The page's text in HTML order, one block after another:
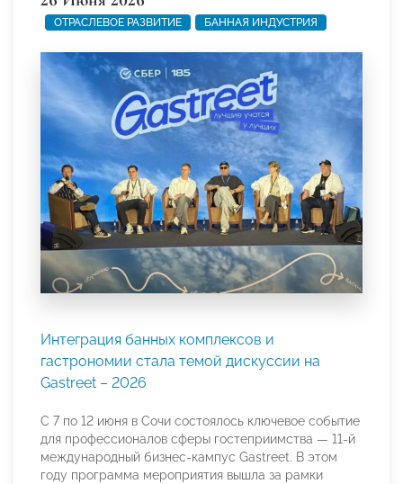
ОТРАСЛЕВОЕ РАЗВИТИЕ БАННАЯ ИНДУСТРИЯ
Интеграция банных комплексов и
гастрономии стала темой дискуссии на
Gastreet – 2026
С 7 по 12 июня в Сочи состоялось ключевое событие
для профессионалов сферы гостеприимства — 11-й
международный бизнес-кампус Gastreet. В этом
году программа мероприятия вышла за рамки